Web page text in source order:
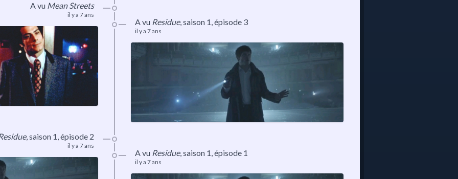
A vu Mean Streets
il y a 7 ans
A vu Residue,saison 1, épisode 3
il y a 7 ans
,saison 1, épisode 2
il y a 7 ans
A vu Residue,saison 1, épisode 1
il y a 7 ans